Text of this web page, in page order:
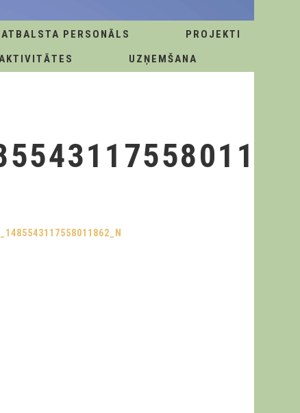
ATBALSTA PERSONĀLS
PROJEKTI
UZŅEMŠANA